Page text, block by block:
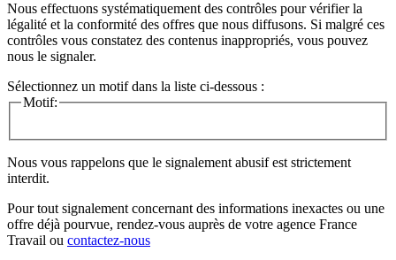
Nous effectuons systématiquement des contrôles pour vérifier la
légalité et la conformité des offres que nous diffusons. Si malgré ces
contrôles vous constatez des contenus inappropriés, vous pouvez
nous le signaler.
Sélectionnez un motif dans la liste ci-dessous :
Motif:
Nous vous rappelons que le signalement abusif est strictement
interdit.
Pour tout signalement concernant des informations inexactes ou une
offre déjà pourvue, rendez-vous auprès de votre agence France
Travail ou contactez-nous